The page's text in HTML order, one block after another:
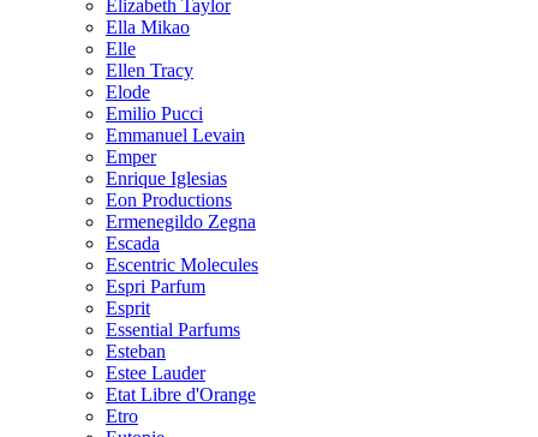
Elizabeth Taylor
Ella Mikao
Elle
Ellen Tracy
Elode
Emilio Pucci
Emmanuel Levain
Emper
Enrique Iglesias
Eon Productions
Ermenegildo Zegna
Escada
Escentric Molecules
Espri Parfum
Esprit
Essential Parfums
Esteban
Estee Lauder
Etat Libre d'Orange
Etro